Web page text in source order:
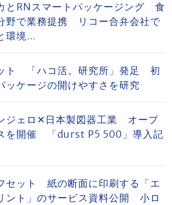
とRNスマートパッケージング 食
野で業務提携 リコー合弁会社で
環境...
ト 「ハコ活。研究所」発足 初
ッケージの開けやすさを研究
ジェロ✕日本製図器工業 オープ
を開催 「durst P5 500」導入記
セット 紙の断面に印刷する「エ
ント」のサービス資料公開 小ロ